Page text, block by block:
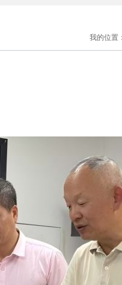
我的位置：